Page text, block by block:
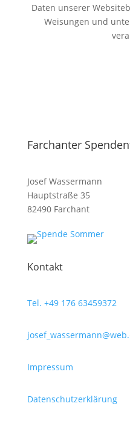
Daten unserer
Weisungen und
Farchanter
Josef Wassermann
Hauptstraße 35
82490 Farchant
Kontakt
Tel. +49 176 63459372
Impressum
Datenschutzerklärung